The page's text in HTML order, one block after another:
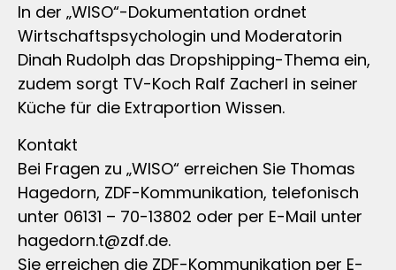
In der „WISO“-Dokumentation ordnet
Wirtschaftspsychologin und Moderatorin
Dinah Rudolph das Dropshipping-Thema ein,
zudem sorgt TV-Koch Ralf Zacherl in seiner
Küche für die Extraportion Wissen.
Kontakt
Bei Fragen zu „WISO“ erreichen Sie Thomas
Hagedorn, ZDF-Kommunikation, telefonisch
unter 06131 – 70-13802 oder per E-Mail unter
hagedorn.t@zdf.de.
Sie erreichen die ZDF-Kommunikation per E-